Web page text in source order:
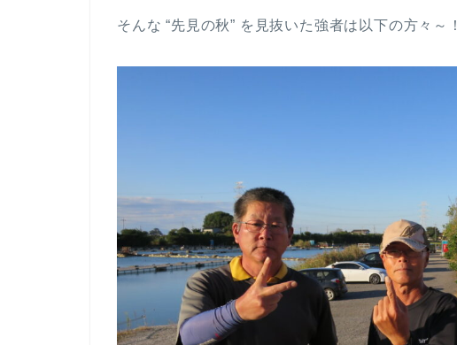
そんな “先見の秋” を見抜いた強者は以下の方々～！